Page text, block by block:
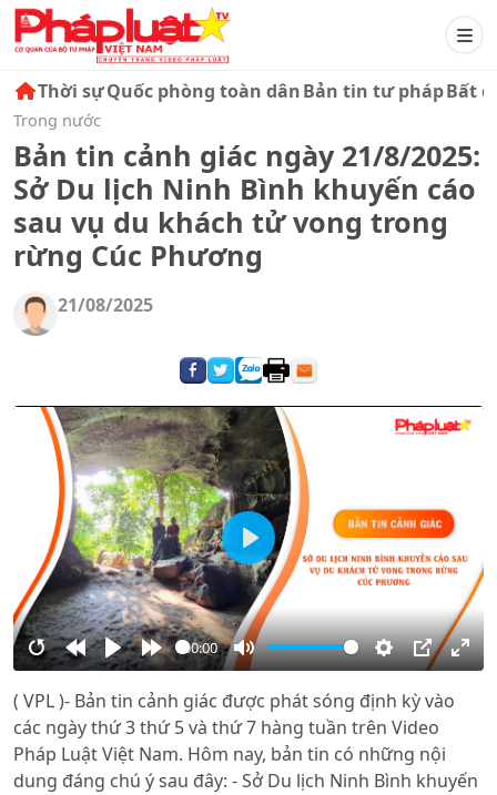
Thời sựQuốc phòng toàn dânBản tin tư phápBất
Trong nước
Bản tin cảnh giác ngày 21/8/2025:
Sở Du lịch Ninh Bình khuyến cáo
sau vụ du khách tử vong trong
rừng Cúc Phương
21/08/2025
RestartRewind
10s
PlayForward
10s
00:00
Mute Settings
PIP
Play
( VPL )- Bản tin cảnh giác được phát sóng định kỳ vào
các ngày thứ 3 thứ 5 và thứ 7 hàng tuần trên Video
Pháp Luật Việt Nam. Hôm nay, bản tin có những nội
dung đáng chú ý sau đây: - Sở Du lịch Ninh Bình khuyến